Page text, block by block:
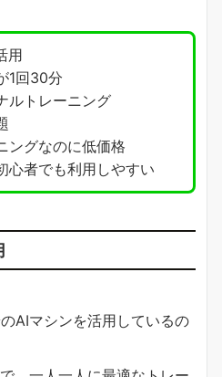
用
1回30分
ルトレーニング
ングなのに低価格
心者でも利用しやすい
AIマシンを活用しているの